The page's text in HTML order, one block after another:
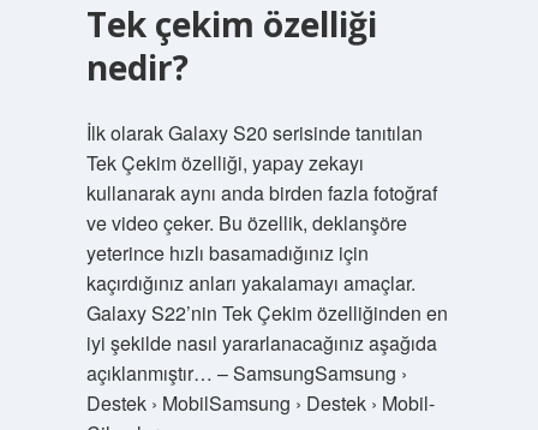
Tek çekim özelliği
nedir?
İlk olarak Galaxy S20 serisinde tanıtılan
Tek Çekim özelliği, yapay zekayı
kullanarak aynı anda birden fazla fotoğraf
ve video çeker. Bu özellik, deklanşöre
yeterince hızlı basamadığınız için
kaçırdığınız anları yakalamayı amaçlar.
Galaxy S22’nin Tek Çekim özelliğinden en
iyi şekilde nasıl yararlanacağınız aşağıda
açıklanmıştır… – SamsungSamsung ›
Destek › MobilSamsung › Destek › Mobil-